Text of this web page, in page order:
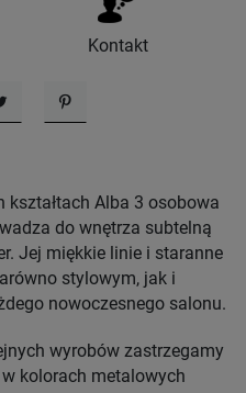
Kontakt
Pinterest
kształtach Alba 3 osobowa
do wnętrza subtelną
Jej miękkie linie i staranne
stylowym, jak i
nowoczesnego salonu.
wyrobów zastrzegamy
kolorach metalowych